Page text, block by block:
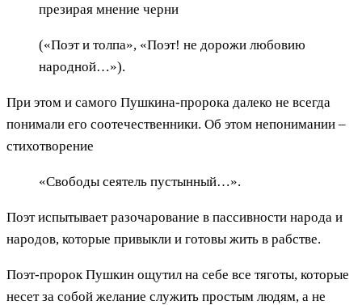
презирая мнение черни
(«Поэт и толпа», «Поэт! не дорожи любовию
народной…»).
При этом и самого Пушкина-пророка далеко не всегда
понимали его соотечественники. Об этом непонимании –
стихотворение
«Свободы сеятель пустынный…».
Поэт испытывает разочарование в пассивности народа и
народов, которые привыкли и готовы жить в рабстве.
Поэт-пророк Пушкин ощутил на себе все тяготы, которые
несет за собой желание служить простым людям, а не